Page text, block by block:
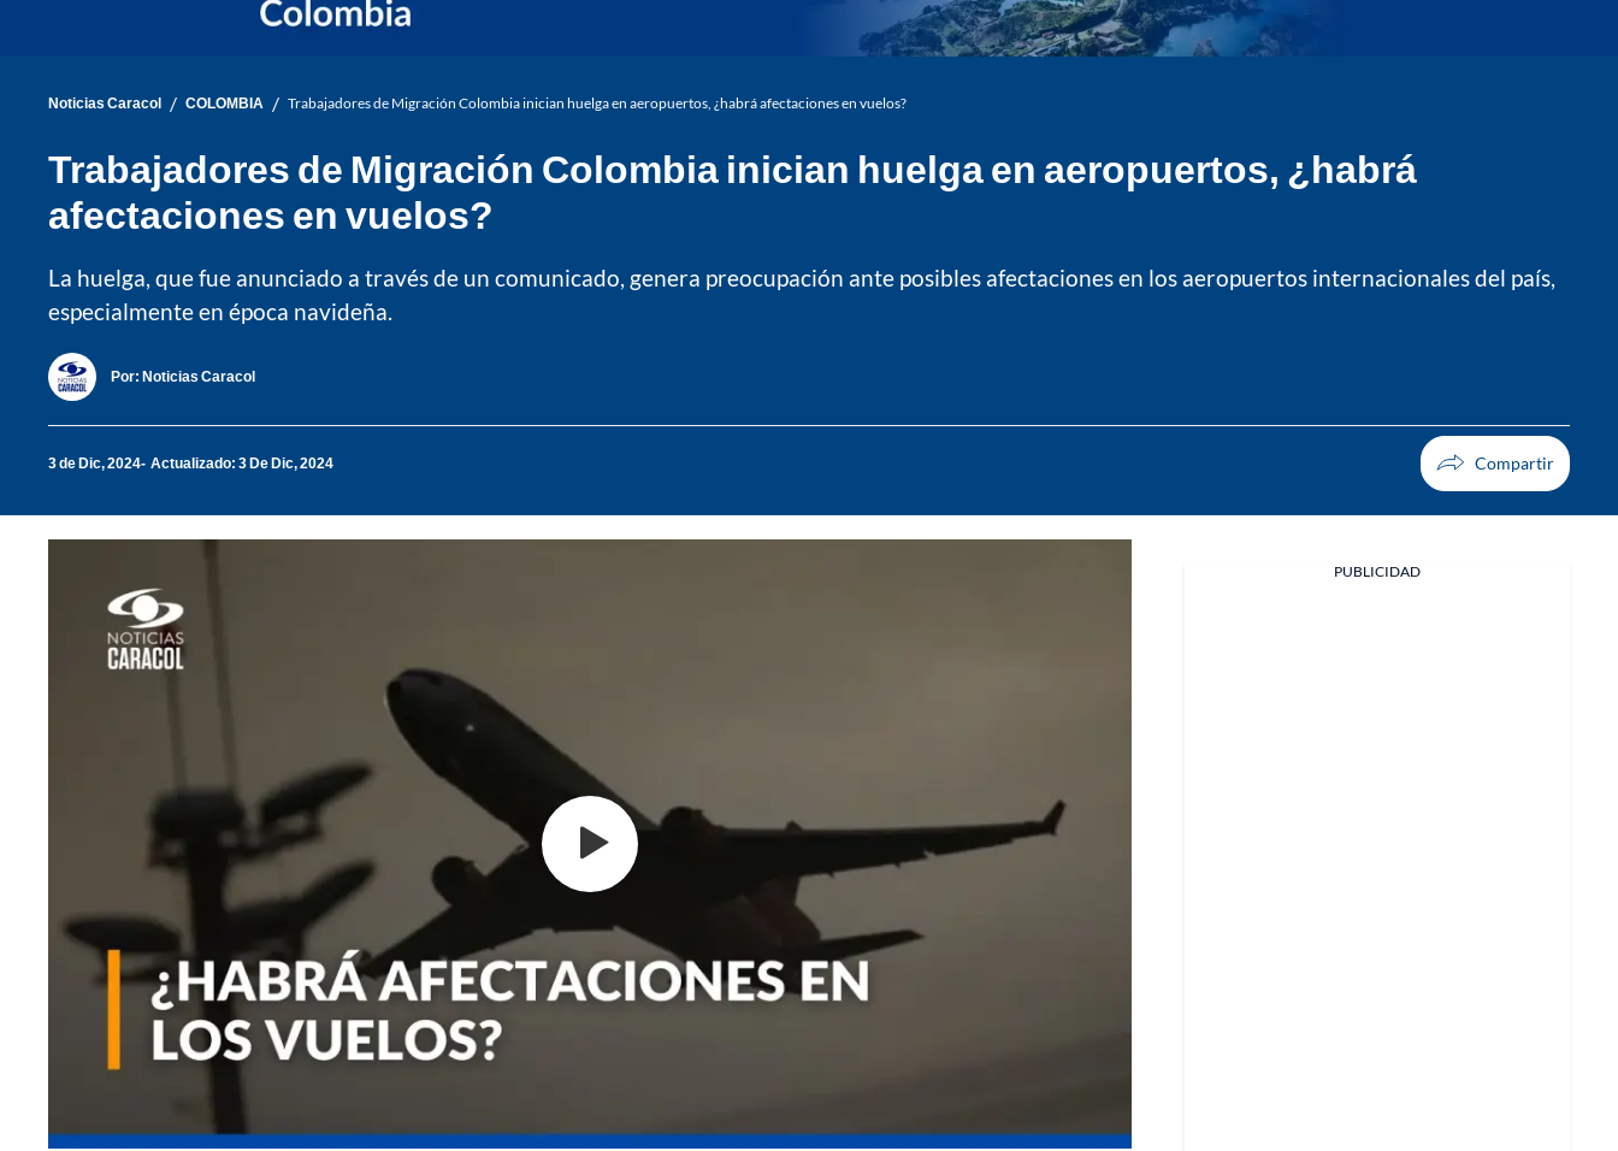
Noticias Caracol / COLOMBIA / Trabajadores de Migración Colombia inician huelga en aeropuertos, ¿habrá afectaciones en vuelos?
Trabajadores de Migración Colombia inician huelga en aeropuertos, ¿habrá
afectaciones en vuelos?
La huelga, que fue anunciado a través de un comunicado, genera preocupación ante posibles afectaciones en los aeropuertos internacionales del país,
especialmente en época navideña.
Por: Noticias Caracol
3 de Dic, 2024 Actualizado: 3 De Dic, 2024
PUBLICIDAD